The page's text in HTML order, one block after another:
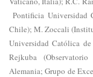
Pontificia Universidad
Chile); M. Zoccali
Universidad Católica
Rejkuba
Alemania; Grupo de